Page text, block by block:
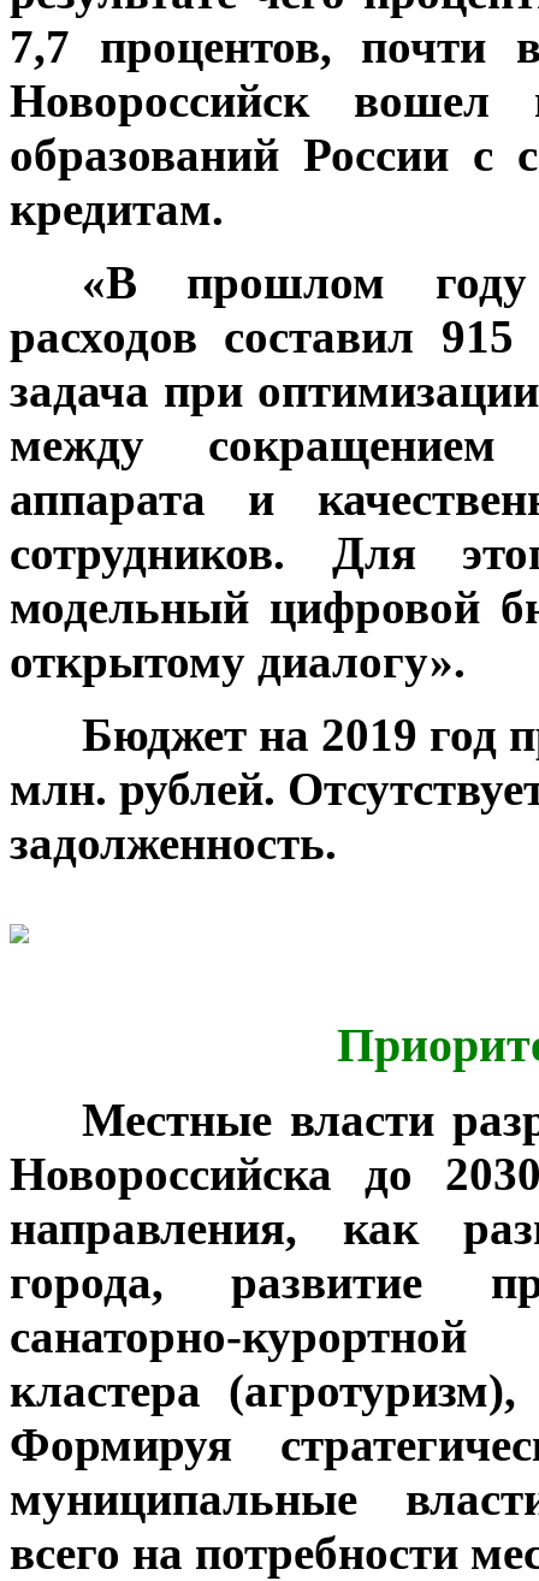
7,7 процентов, почти
Новороссийск вошел
образований России
кредитам.
«В прошлом году
расходов составил
задача при
между сокращением
аппарата и
сотрудников. Для
модельный цифровой
открытому диалогу».
Бюджет на 2019 год
млн. рублей.
задолженность.
Местные власти
Новороссийска до
направления, как
города, развитие
санаторно-
кластера
Формируя
муниципальные
всего на потребности